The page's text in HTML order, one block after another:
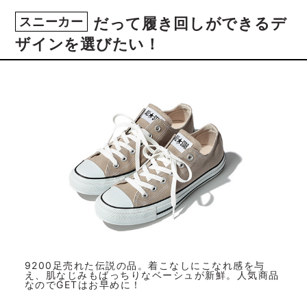
スニーカー
だって履き回しができるデ
ザインを選びたい！
9200足売れた伝説の品。着こなしにこなれ感を与
え、肌なじみもばっちりなベーシュが新鮮。人気商品
なのでGETはお早めに！